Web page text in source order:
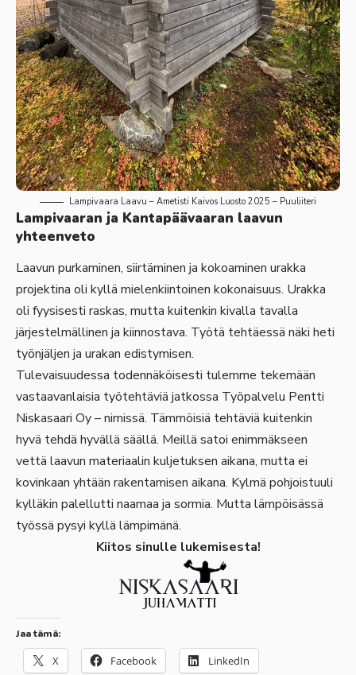
Lampivaara Laavu – Ametisti Kaivos Luosto 2025 – Puuliiteri
Lampivaaran ja Kantapäävaaran laavun
yhteenveto
Laavun purkaminen, siirtäminen ja kokoaminen urakka
projektina oli kyllä mielenkiintoinen kokonaisuus. Urakka
oli fyysisesti raskas, mutta kuitenkin kivalla tavalla
järjestelmällinen ja kiinnostava. Työtä tehtäessä näki heti
työnjäljen ja urakan edistymisen.
Tulevaisuudessa todennäköisesti tulemme tekemään
vastaavanlaisia työtehtäviä jatkossa Työpalvelu Pentti
Niskasaari Oy – nimissä. Tämmöisiä tehtäviä kuitenkin
hyvä tehdä hyvällä säällä. Meillä satoi enimmäkseen
vettä laavun materiaalin kuljetuksen aikana, mutta ei
kovinkaan yhtään rakentamisen aikana. Kylmä pohjoistuuli
kylläkin palellutti naamaa ja sormia. Mutta lämpöisässä
työssä pysyi kyllä lämpimänä.
Kiitos sinulle lukemisesta!
Jaa tämä:
X Facebook LinkedIn